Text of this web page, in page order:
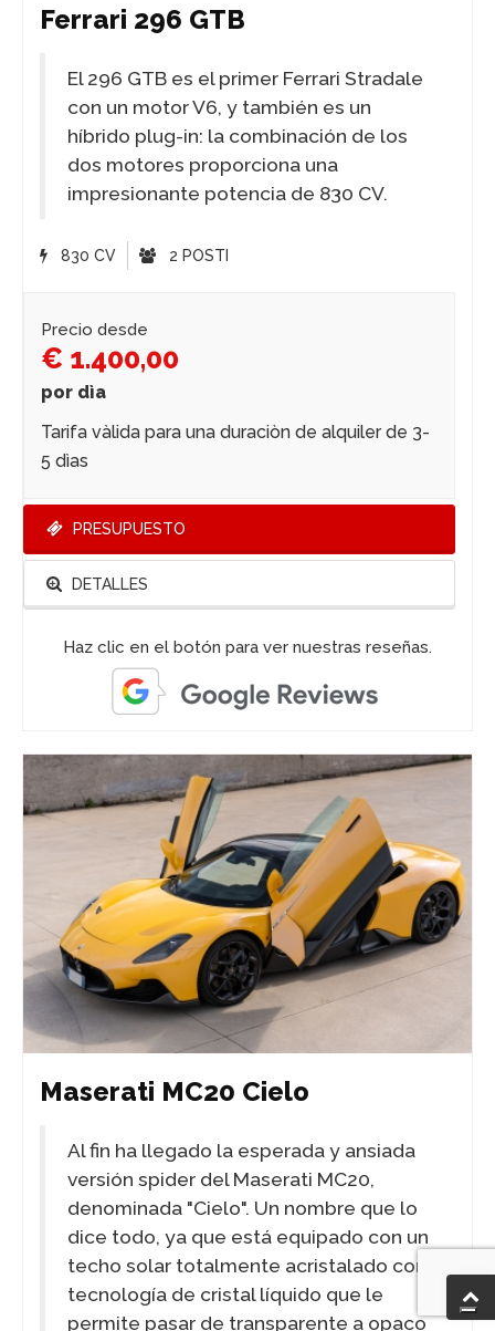
Ferrari 296 GTB
El 296 GTB es el primer Ferrari Stradale
con un motor V6, y también es un
híbrido plug-in: la combinación de los
dos motores proporciona una
impresionante potencia de 830 CV.
830 CV 2 POSTI
Precio desde
€ 1.400,00
por dìa
Tarifa vàlida para una duraciòn de alquiler de 3-
5 dìas
PRESUPUESTO
DETALLES
Haz clic en el botón para ver nuestras reseñas.
Maserati MC20 Cielo
Al fin ha llegado la esperada y ansiada
versión spider del Maserati MC20,
denominada "Cielo". Un nombre que lo
dice todo, ya que está equipado con un
techo solar totalmente acristalado con
tecnología de cristal líquido que le
permite pasar de transparente a opaco